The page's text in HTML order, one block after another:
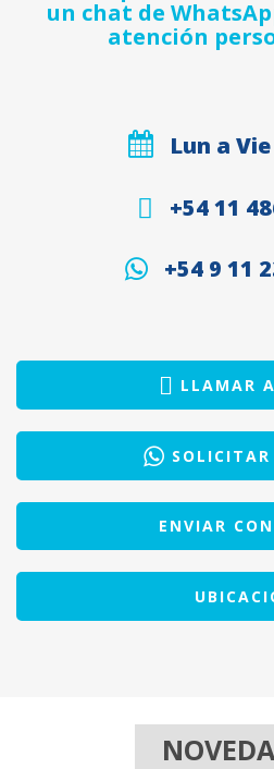
un chat de
atención
Lun a
+54 11
+54 9 11
LLAMAR
ENVIAR